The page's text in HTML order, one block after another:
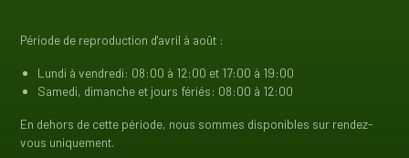
Période de reproduction d'avril à août :
Lundi à vendredi: 08:00 à 12:00 et 17:00 à 19:00
Samedi, dimanche et jours fériés: 08:00 à 12:00
En dehors de cette période, nous sommes disponibles sur rendez-
vous uniquement.